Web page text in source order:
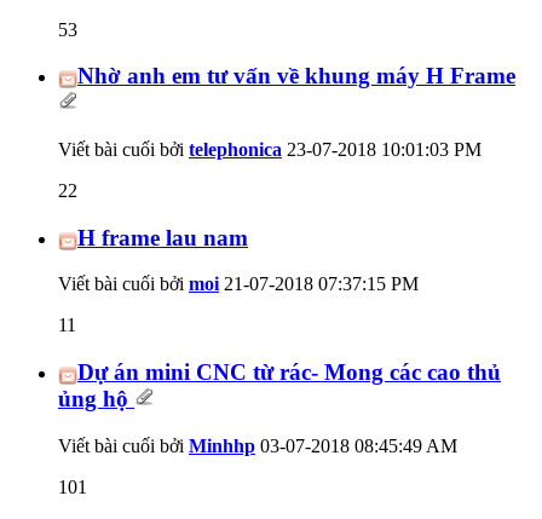
53
Nhờ anh em tư vấn về khung máy H Frame
Viết bài cuối bởi telephonica 23-07-2018 10:01:03 PM
22
H frame lau nam
Viết bài cuối bởi moi21-07-2018 07:37:15 PM
11
Dự án mini CNC từ rác- Mong các cao thủ
ủng hộ
Viết bài cuối bởi Minhhp 03-07-2018 08:45:49 AM
101